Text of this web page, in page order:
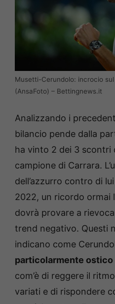
Musetti-Cerundolo: incrocio
(AnsaFoto) – Bettingnews.it
Analizzando i
bilancio pende dalla
ha vinto 2 dei 3 scontri
campione di Carrara.
dell’azzurro contro di
2022, un ricordo ormai
dovrà provare a
trend negativo. Questi
indicano come
particolarmente ostico
com’è di reggere il
variati e di rispondere